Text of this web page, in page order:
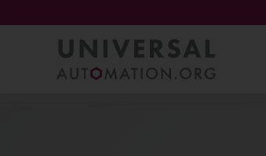
UniversalAutomation.org